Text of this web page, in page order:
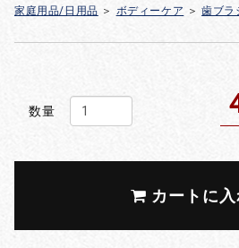
家庭用品/日用品 ＞ ボディーケア ＞ 歯ブラ
数量
カートに